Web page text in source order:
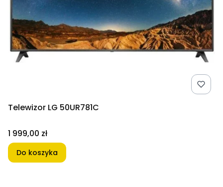
Telewizor LG 50UR781C
Cena
1 999,00 zł
Do koszyka